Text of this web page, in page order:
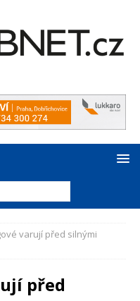
varují před silnými
před